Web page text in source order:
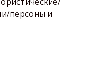
персоны и